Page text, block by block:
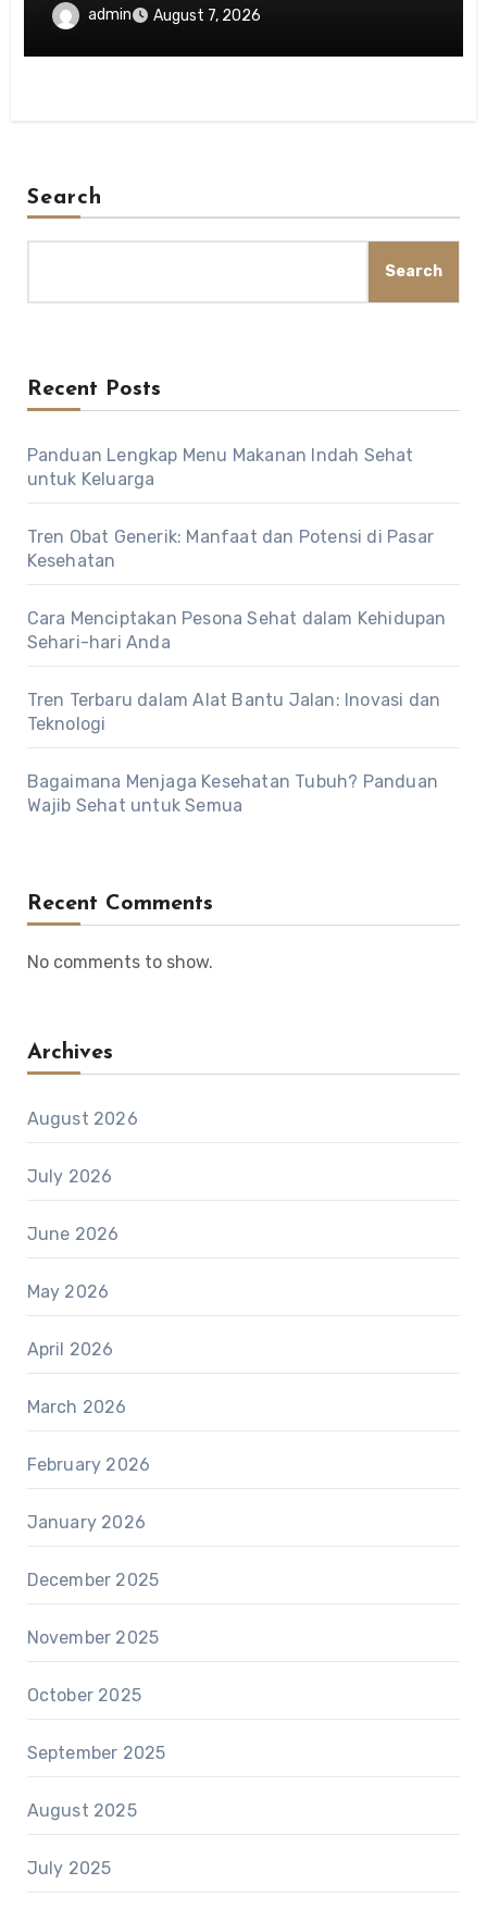
admin August 7, 2026
Search
Search
Recent Posts
Panduan Lengkap Menu Makanan Indah Sehat
untuk Keluarga
Tren Obat Generik: Manfaat dan Potensi di Pasar
Kesehatan
Cara Menciptakan Pesona Sehat dalam Kehidupan
Sehari-hari Anda
Tren Terbaru dalam Alat Bantu Jalan: Inovasi dan
Teknologi
Bagaimana Menjaga Kesehatan Tubuh? Panduan
Wajib Sehat untuk Semua
Recent Comments
No comments to show.
Archives
August 2026
July 2026
June 2026
May 2026
April 2026
March 2026
February 2026
January 2026
December 2025
November 2025
October 2025
September 2025
August 2025
July 2025